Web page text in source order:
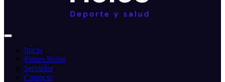
Inicio
Planes Holos
Servicios
Contacto